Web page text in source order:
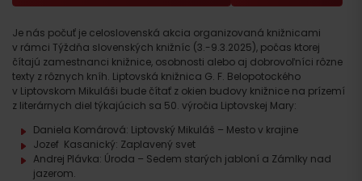
Je nás počuť je celoslovenská akcia organizovaná knižnicami
v rámci Týždňa slovenských knižníc (3.-9.3.2025), počas ktorej
čítajú zamestnanci knižnice, osobnosti alebo aj dobrovoľníci rôzne
texty z rôznych kníh. Liptovská knižnica G. F. Belopotockého
v Liptovskom Mikuláši bude čítať z okien budovy knižnice na prízemí
z literárnych diel týkajúcich sa 50. výročia Liptovskej Mary:
Daniela Komárová: Liptovský Mikuláš – Mesto v krajine
Jozef Kasanický: Zaplavený svet
Andrej Plávka: Úroda – Sedem starých jabloní a Zámlky nad
jazerom.